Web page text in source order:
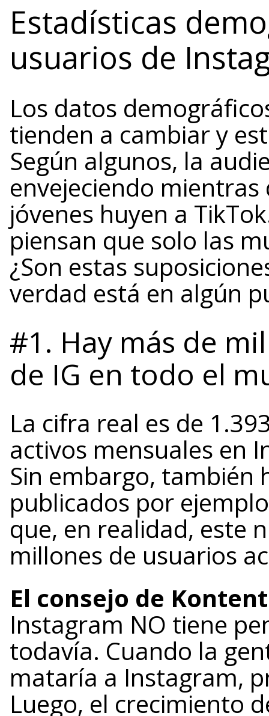
Estadísticas
usuarios de
Los datos
tienden a cambiar y
Según algunos, la
envejeciendo
jóvenes huyen a
piensan que solo las
¿Son estas
verdad está en algún
#1. Hay más de
de IG en todo el
La cifra real es de
activos mensuales en
Sin embargo, también
publicados por
que, en realidad, este
millones de usuarios
El consejo de
Instagram NO tiene
todavía. Cuando la
mataría a Instagram,
Luego, el crecimiento